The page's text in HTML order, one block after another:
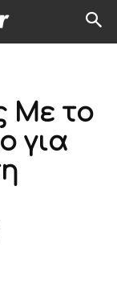
Με το
για